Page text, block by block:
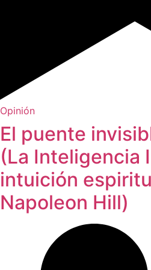
Opinión
El puente
(La Inteligencia
intuición
Napoleon Hill)